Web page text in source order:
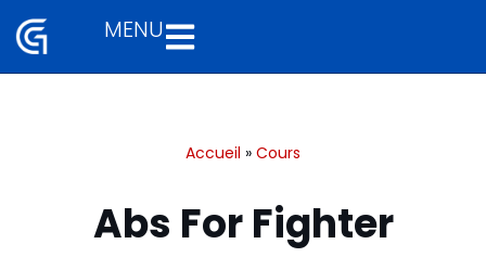
Aller
MENU
Accueil » Cours
Abs For Fighter